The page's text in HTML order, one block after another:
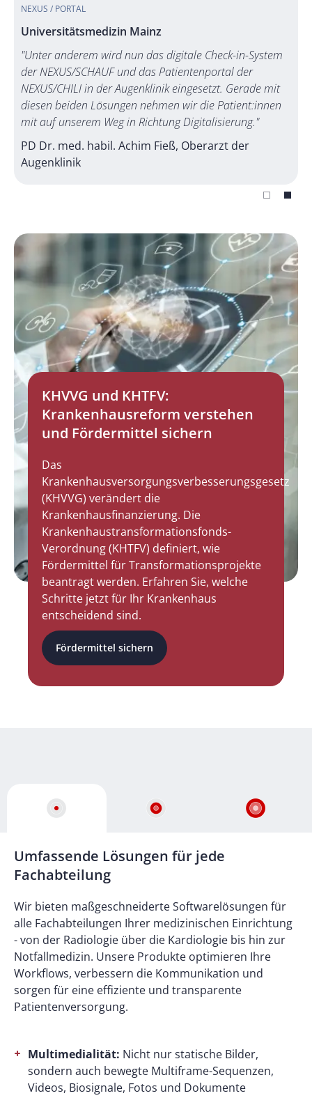
NEXUS / PORTAL
Universitätsmedizin Mainz
"Unter anderem wird nun das digitale Check-in-System
der NEXUS/SCHAUF und das Patientenportal der
NEXUS/CHILI in der Augenklinik eingesetzt. Gerade mit
diesen beiden Lösungen nehmen wir die Patient:innen
mit auf unserem Weg in Richtung Digitalisierung."
PD Dr. med. habil. Achim Fieß, Oberarzt der
Augenklinik
KHVVG und KHTFV:
Krankenhausreform verstehen
und Fördermittel sichern
Das
Krankenhausversorgungsverbesserungsgesetz
(KHVVG) verändert die
Krankenhausfinanzierung. Die
Krankenhaustransformationsfonds-
Verordnung (KHTFV) definiert, wie
Fördermittel für Transformationsprojekte
beantragt werden. Erfahren Sie, welche
Schritte jetzt für Ihr Krankenhaus
entscheidend sind.
Fördermittel sichern
Umfassende Lösungen für jede
Fachabteilung
Wir bieten maßgeschneiderte Softwarelösungen für
alle Fachabteilungen Ihrer medizinischen Einrichtung
- von der Radiologie über die Kardiologie bis hin zur
Notfallmedizin. Unsere Produkte optimieren Ihre
Workflows, verbessern die Kommunikation und
sorgen für eine effiziente und transparente
Patientenversorgung.
Multimedialität: Nicht nur statische Bilder,
sondern auch bewegte Multiframe-Sequenzen,
Videos, Biosignale, Fotos und Dokumente